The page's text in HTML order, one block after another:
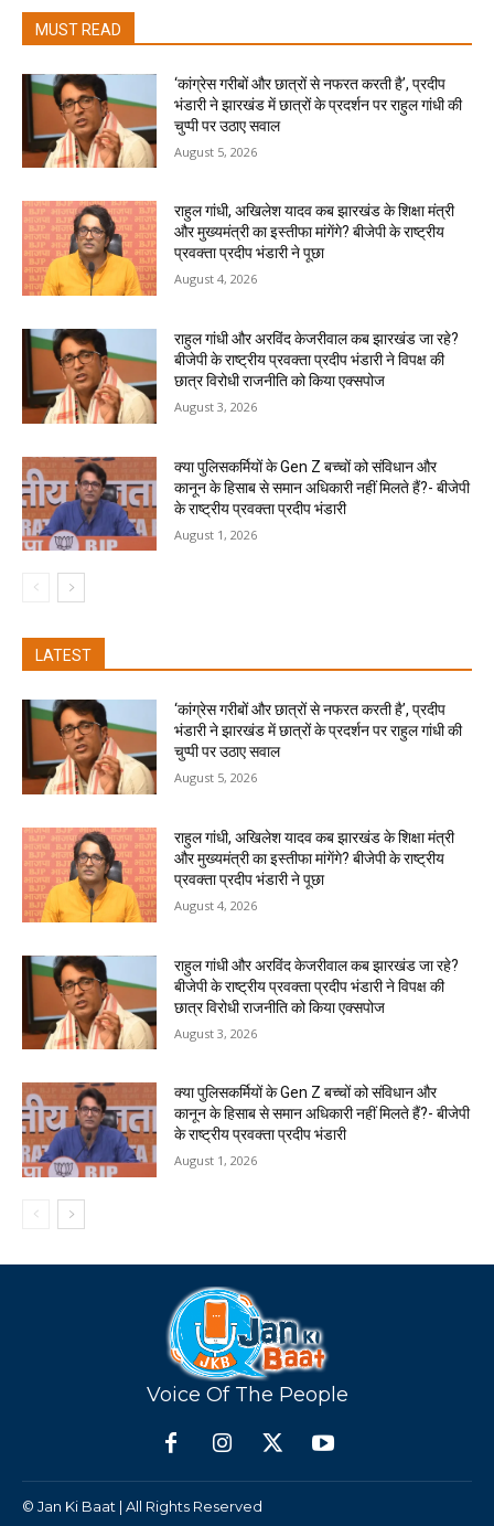
MUST READ
‘कांग्रेस गरीबों और छात्रों से नफरत करती है’, प्रदीप
भंडारी ने झारखंड में छात्रों के प्रदर्शन पर राहुल गांधी की
चुप्पी पर उठाए सवाल
August 5, 2026
राहुल गांधी, अखिलेश यादव कब झारखंड के शिक्षा मंत्री
और मुख्यमंत्री का इस्तीफा मांगेंगे? बीजेपी के राष्ट्रीय
प्रवक्ता प्रदीप भंडारी ने पूछा
August 4, 2026
राहुल गांधी और अरविंद केजरीवाल कब झारखंड जा रहे?
बीजेपी के राष्ट्रीय प्रवक्ता प्रदीप भंडारी ने विपक्ष की
छात्र विरोधी राजनीति को किया एक्सपोज
August 3, 2026
क्या पुलिसकर्मियों के Gen Z बच्चों को संविधान और
कानून के हिसाब से समान अधिकारी नहीं मिलते हैं?- बीजेपी
के राष्ट्रीय प्रवक्ता प्रदीप भंडारी
August 1, 2026
LATEST
‘कांग्रेस गरीबों और छात्रों से नफरत करती है’, प्रदीप
भंडारी ने झारखंड में छात्रों के प्रदर्शन पर राहुल गांधी की
चुप्पी पर उठाए सवाल
August 5, 2026
राहुल गांधी, अखिलेश यादव कब झारखंड के शिक्षा मंत्री
और मुख्यमंत्री का इस्तीफा मांगेंगे? बीजेपी के राष्ट्रीय
प्रवक्ता प्रदीप भंडारी ने पूछा
August 4, 2026
राहुल गांधी और अरविंद केजरीवाल कब झारखंड जा रहे?
बीजेपी के राष्ट्रीय प्रवक्ता प्रदीप भंडारी ने विपक्ष की
छात्र विरोधी राजनीति को किया एक्सपोज
August 3, 2026
क्या पुलिसकर्मियों के Gen Z बच्चों को संविधान और
कानून के हिसाब से समान अधिकारी नहीं मिलते हैं?- बीजेपी
के राष्ट्रीय प्रवक्ता प्रदीप भंडारी
August 1, 2026
Voice Of The People
© Jan Ki Baat | All Rights Reserved